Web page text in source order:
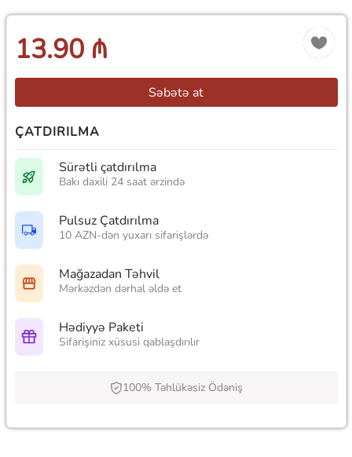
13.90 ₼
Səbətə at
ÇATDIRILMA
Sürətli çatdırılma
Bakı daxili 24 saat ərzində
Pulsuz Çatdırılma
10 AZN-dən yuxarı sifarişlərdə
Mağazadan Təhvil
Mərkəzdən dərhal əldə et
Hədiyyə Paketi
Sifarişiniz xüsusi qablaşdırılır
100% Təhlükəsiz Ödəniş